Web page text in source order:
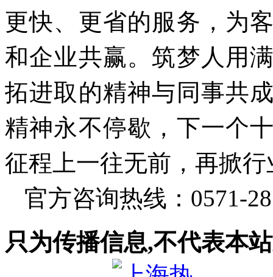
更快、更省的服务，为
和企业共赢。筑梦人用
拓进取的精神与同事共
精神永不停歇，下一个
征程上一往无前，再掀
官方咨询热线：0571-
只为传播信息,不代表本